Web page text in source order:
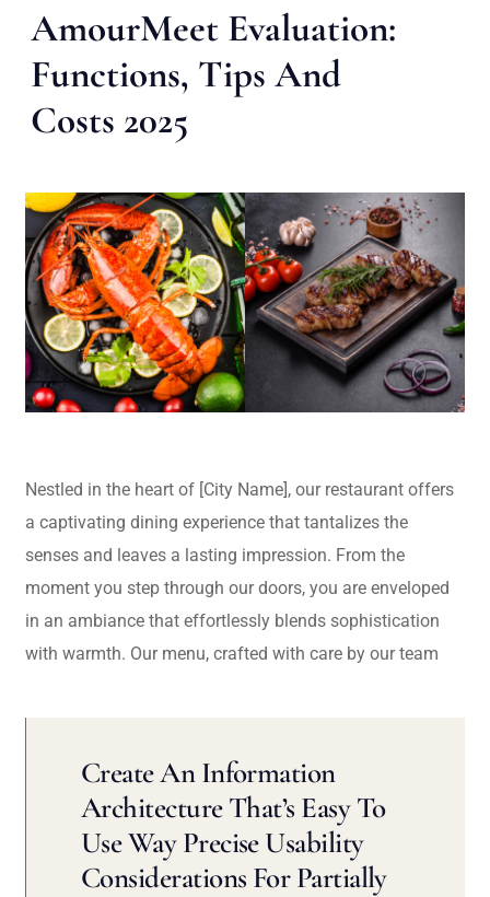
AmourMeet Evaluation:
Functions, Tips And
Costs 2025
Nestled in the heart of [City Name], our restaurant offers
a captivating dining experience that tantalizes the
senses and leaves a lasting impression. From the
moment you step through our doors, you are enveloped
in an ambiance that effortlessly blends sophistication
with warmth. Our menu, crafted with care by our team
Create An Information
Architecture That’s Easy To
Use Way Precise Usability
Considerations For Partially